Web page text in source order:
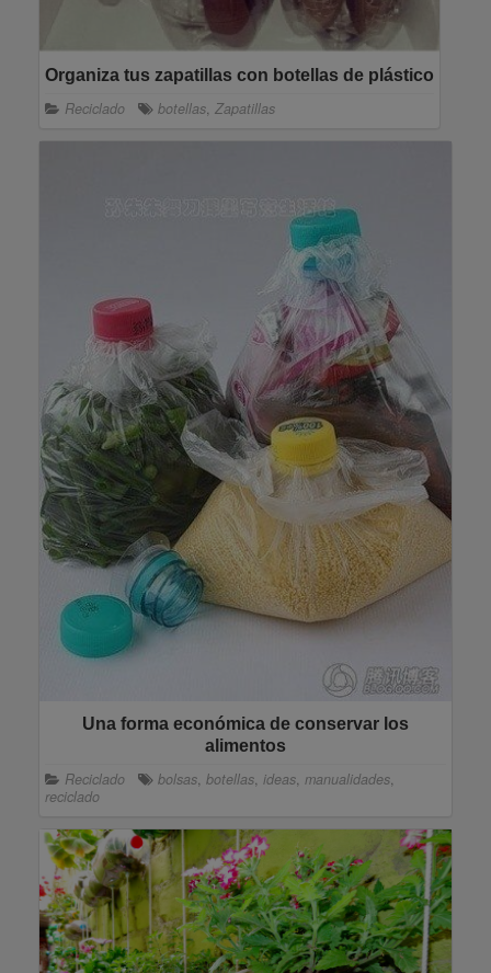
Organiza tus zapatillas con botellas de plástico
Reciclado botellas, Zapatillas
Una forma económica de conservar los
alimentos
Reciclado bolsas, botellas, ideas, manualidades,
reciclado